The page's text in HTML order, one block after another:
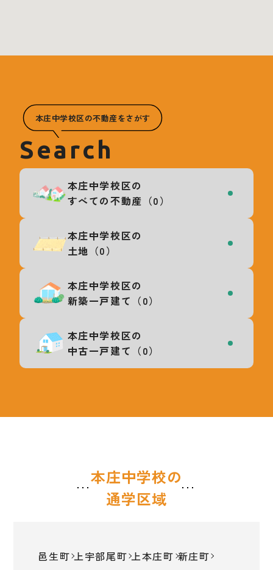
本庄中学校区の不動産をさがす
Search
本庄中学校区の
すべての不動産（0）
本庄中学校区の
土地（0）
本庄中学校区の
新築一戸建て（0）
本庄中学校区の
中古一戸建て（0）
本庄中学校の
通学区域
邑生町 上宇部尾町 上本庄町 新庄町